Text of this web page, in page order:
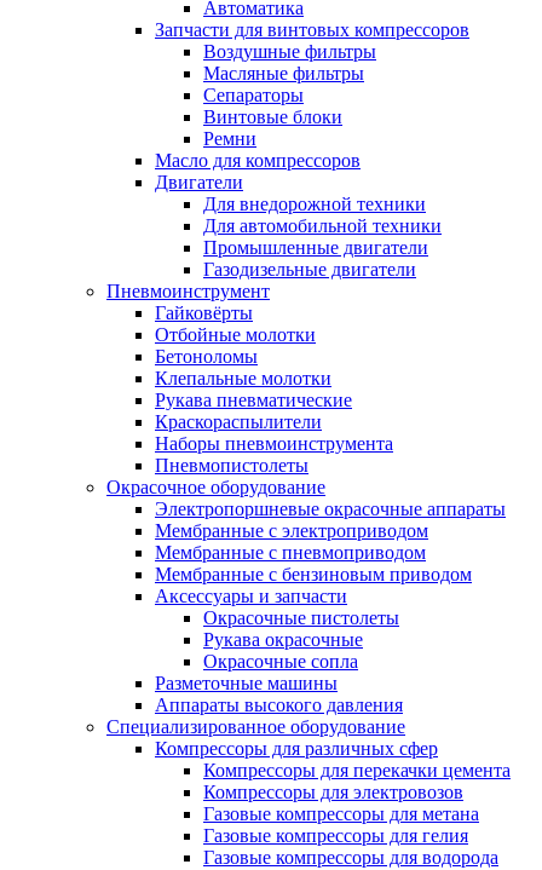
Автоматика
Запчасти для винтовых компрессоров
Воздушные фильтры
Масляные фильтры
Сепараторы
Винтовые блоки
Ремни
Масло для компрессоров
Двигатели
Для внедорожной техники
Для автомобильной техники
Промышленные двигатели
Газодизельные двигатели
Пневмоинструмент
Гайковёрты
Отбойные молотки
Бетоноломы
Клепальные молотки
Рукава пневматические
Краскораспылители
Наборы пневмоинструмента
Пневмопистолеты
Окрасочное оборудование
Электропоршневые окрасочные аппараты
Мембранные с электроприводом
Мембранные с пневмоприводом
Мембранные с бензиновым приводом
Аксессуары и запчасти
Окрасочные пистолеты
Рукава окрасочные
Окрасочные сопла
Разметочные машины
Аппараты высокого давления
Специализированное оборудование
Компрессоры для различных сфер
Компрессоры для перекачки цемента
Компрессоры для электровозов
Газовые компрессоры для метана
Газовые компрессоры для гелия
Газовые компрессоры для водорода